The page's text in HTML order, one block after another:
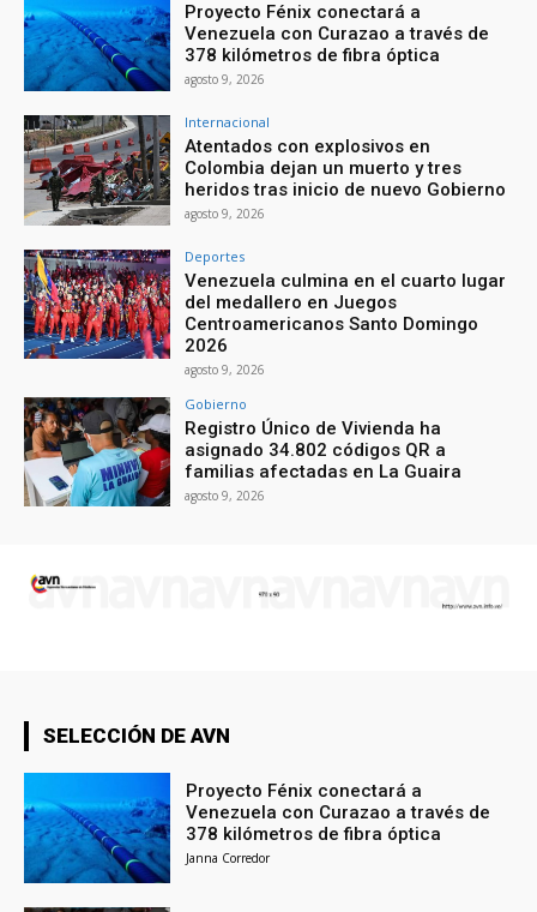
Proyecto Fénix conectará a
Venezuela con Curazao a través de
378 kilómetros de fibra óptica
agosto 9, 2026
Internacional
Atentados con explosivos en
Colombia dejan un muerto y tres
heridos tras inicio de nuevo Gobierno
agosto 9, 2026
Deportes
Venezuela culmina en el cuarto lugar
del medallero en Juegos
Centroamericanos Santo Domingo
2026
agosto 9, 2026
Gobierno
Registro Único de Vivienda ha
asignado 34.802 códigos QR a
familias afectadas en La Guaira
agosto 9, 2026
SELECCIÓN DE AVN
Proyecto Fénix conectará a
Venezuela con Curazao a través de
378 kilómetros de fibra óptica
Janna Corredor